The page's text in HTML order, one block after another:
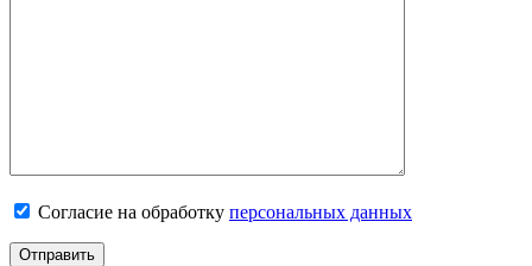
Согласие на обработку персональных данных